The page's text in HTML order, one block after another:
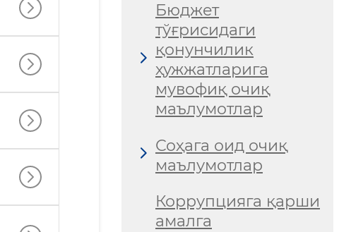
Бюджет
тўғрисидаги
қонунчилик
ҳужжатларига
мувофиқ очиқ
маълумотлар
Соҳага оид очиқ
маълумотлар
Коррупцияга қарши
амалга